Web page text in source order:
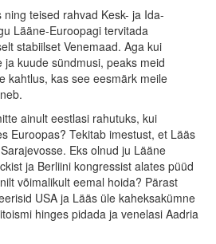
teised rahvad Kesk- ja Ida-
Lääne-Euroopagi tervitada
stabiilset Venemaad. Aga kui
kuude sündmusi, peaks meid
kahtlus, kas see eesmärk meile
ainult eestlasi rahutuks, kui
Euroopas? Tekitab imestust, et Lääs
Eks olnud ju Lääne
ja Berliini kongressist alates püüd
võimalikult eemal hoida? Pärast
USA ja Lääs üle kaheksakümne
hinges pidada ja venelasi Aadria